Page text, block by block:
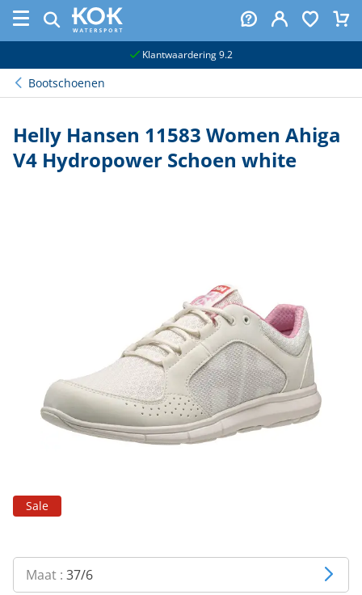
Klantwaardering 9.2
Bootschoenen
Helly Hansen 11583 Women Ahiga
V4 Hydropower Schoen white
Sale
Maat : 37/6